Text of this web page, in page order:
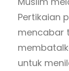
Pertikaian
mencabar
untuk